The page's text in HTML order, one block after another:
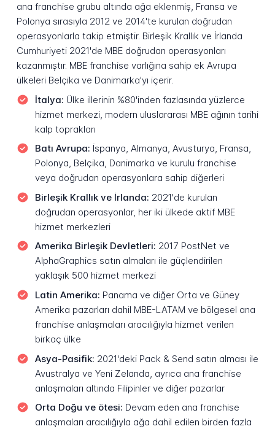
ana franchise grubu altında ağa eklenmiş, Fransa ve
Polonya sırasıyla 2012 ve 2014'te kurulan doğrudan
operasyonlarla takip etmiştir. Birleşik Krallık ve İrlanda
Cumhuriyeti 2021'de MBE doğrudan operasyonları
kazanmıştır. MBE franchise varlığına sahip ek Avrupa
ülkeleri Belçika ve Danimarka'yı içerir.
İtalya: Ülke illerinin %80'inden fazlasında yüzlerce
hizmet merkezi, modern uluslararası MBE ağının tarihi
kalp toprakları
Batı Avrupa: İspanya, Almanya, Avusturya, Fransa,
Polonya, Belçika, Danimarka ve kurulu franchise
veya doğrudan operasyonlara sahip diğerleri
Birleşik Krallık ve İrlanda: 2021'de kurulan
doğrudan operasyonlar, her iki ülkede aktif MBE
hizmet merkezleri
Amerika Birleşik Devletleri: 2017 PostNet ve
AlphaGraphics satın almaları ile güçlendirilen
yaklaşık 500 hizmet merkezi
Latin Amerika: Panama ve diğer Orta ve Güney
Amerika pazarları dahil MBE-LATAM ve bölgesel ana
franchise anlaşmaları aracılığıyla hizmet verilen
birkaç ülke
Asya-Pasifik: 2021'deki Pack & Send satın alması ile
Avustralya ve Yeni Zelanda, ayrıca ana franchise
anlaşmaları altında Filipinler ve diğer pazarlar
Orta Doğu ve ötesi: Devam eden ana franchise
anlaşmaları aracılığıyla ağa dahil edilen birden fazla